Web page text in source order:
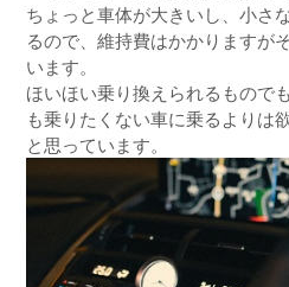
ちょっと車体が大きいし、小さ
るので、維持費はかかりますが
います。
ほいほい乗り換えられるもので
も乗りたくない車に乗るよりは
と思っています。